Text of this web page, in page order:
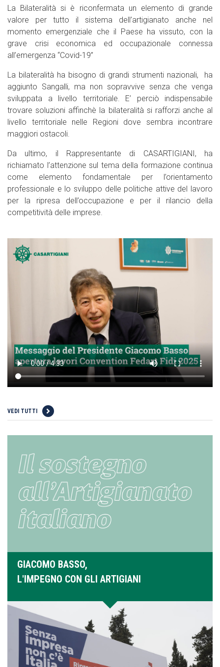
La Bilateralità si è riconfermata un elemento di grande
valore per tutto il sistema dell’artigianato anche nel
momento emergenziale che il Paese ha vissuto, con la
grave crisi economica ed occupazionale connessa
all’emergenza “Covid-19”
La bilateralità ha bisogno di grandi strumenti nazionali, ha
aggiunto Sangalli, ma non sopravvive senza che venga
sviluppata a livello territoriale. E’ perciò indispensabile
trovare soluzioni affinchè la bilateralità si rafforzi anche al
livello territoriale nelle Regioni dove sembra incontrare
maggiori ostacoli.
Da ultimo, il Rappresentante di CASARTIGIANI, ha
richiamato l’attenzione sul tema della formazione continua
come elemento fondamentale per l’orientamento
professionale e lo sviluppo delle politiche attive del lavoro
per la ripresa dell’occupazione e per il rilancio della
competitività delle imprese.
VEDI TUTTI
GIACOMO BASSO,
L'IMPEGNO CON GLI ARTIGIANI